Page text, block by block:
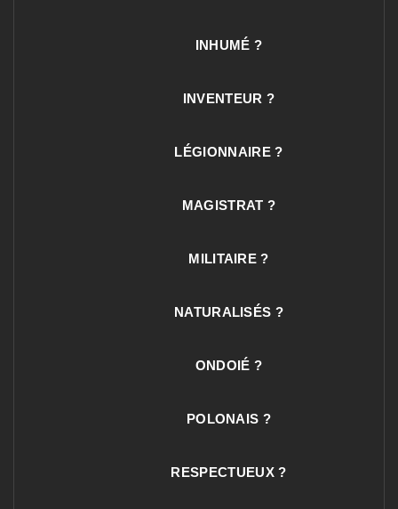
INHUMÉ ?
INVENTEUR ?
LÉGIONNAIRE ?
MAGISTRAT ?
MILITAIRE ?
NATURALISÉS ?
ONDOIÉ ?
POLONAIS ?
RESPECTUEUX ?